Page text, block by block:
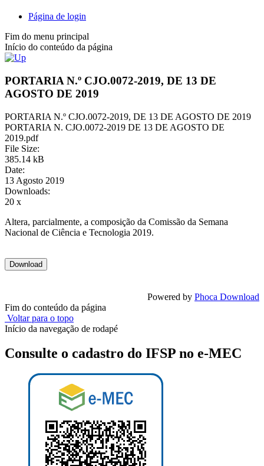
Página de login
Fim do menu principal
Início do conteúdo da página
PORTARIA N.º CJO.0072-2019, DE 13 DE
AGOSTO DE 2019
PORTARIA N.º CJO.0072-2019, DE 13 DE AGOSTO DE 2019
PORTARIA N. CJO.0072-2019 DE 13 DE AGOSTO DE
2019.pdf
File Size:
385.14 kB
Date:
13 Agosto 2019
Downloads:
20 x
Altera, parcialmente, a composição da Comissão da Semana
Nacional de Ciência e Tecnologia 2019.
Powered by Phoca Download
Fim do conteúdo da página
Voltar para o topo
Início da navegação de rodapé
Consulte o cadastro do IFSP no e-MEC